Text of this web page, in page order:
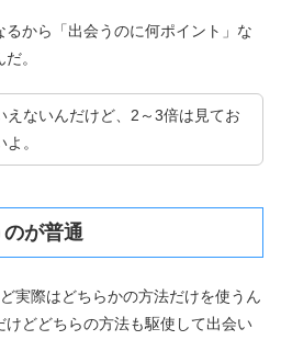
から「出会うのに何ポイント」な
。
えないんだけど、2～3倍は見てお
。
が普通
実際はどちらかの方法だけを使うん
けどどちらの方法も駆使して出会い